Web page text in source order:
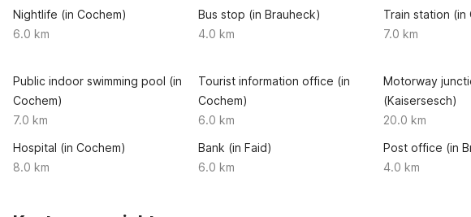
Nightlife (in Cochem)
6.0 km
Bus stop (in Brauheck)
4.0 km
Train station (in
7.0 km
Public indoor swimming pool (in
Cochem)
7.0 km
Tourist information office (in
Cochem)
6.0 km
Motorway
(Kaisersesch)
20.0 km
Hospital (in Cochem)
8.0 km
Bank (in Faid)
6.0 km
Post office (in
4.0 km